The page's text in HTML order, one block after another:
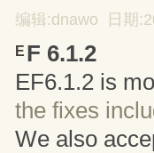
编辑:dnawo 日期
E F 6.1.2
EF6.1.2 is
the fixes
We also